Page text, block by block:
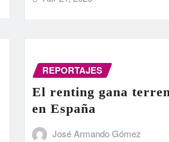
REPORTAJES
El renting gana
en España
José Armando Gómez